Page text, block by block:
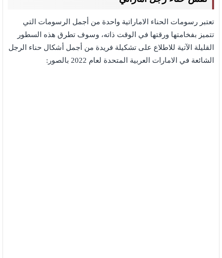
تعتبر رسومات الحناء الاماراتية واحدة من أجمل الرسومات التي
تتميز بفخامتها ورقتها في الوقت ذاته، وسوف تطرق هذه السطور
القليلة الآتية للاطلاع على تشكيلة فريدة من أجمل أشكال حناء الرجل
الشائعة في الامارات العربية المتحدة لعام 2022 بالصور: